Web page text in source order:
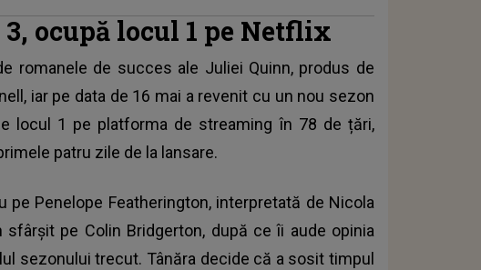
3, ocupă locul 1 pe Netflix
romanele de succes ale Juliei Quinn, produs de
iar pe data de 16 mai a revenit cu un nou sezon
locul 1 pe platforma de streaming în 78 de țări,
patru zile de la lansare.
pe Penelope Featherington, interpretată de Nicola
pe Colin Bridgerton, după ce îi aude opinia
sezonului trecut. Tânăra decide că a sosit timpul